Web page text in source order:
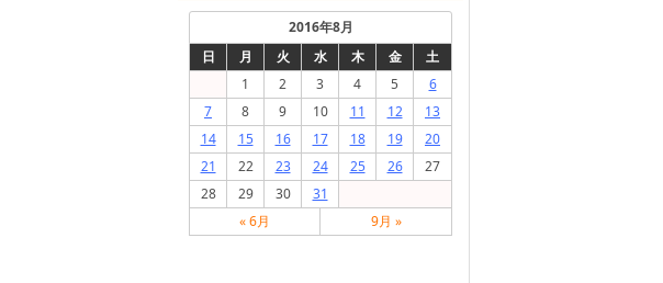
2016年8月
日
月 火 水 木 金
土
1
2 3 4 5
6
7
8 9 10 11 12
13
14
15 16 17 18 19
20
21
22 23 24 25 26
27
28
29 30
31
« 6月
9月 »